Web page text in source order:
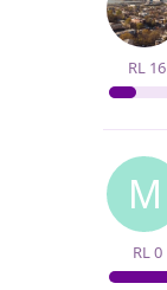
RL 16
M
RL0